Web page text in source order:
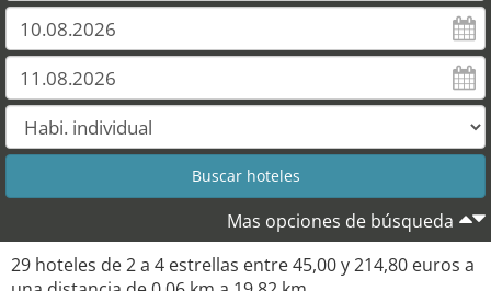
16
Mas opciones de búsqueda
29 hoteles de 2 a 4 estrellas entre 45,00 y 214,80 euros a